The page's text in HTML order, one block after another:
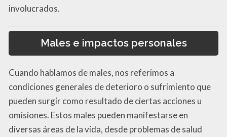
involucrados.
Males e impactos personales
Cuando hablamos de males, nos referimos a
condiciones generales de deterioro o sufrimiento que
pueden surgir como resultado de ciertas acciones u
omisiones. Estos males pueden manifestarse en
diversas áreas de la vida, desde problemas de salud